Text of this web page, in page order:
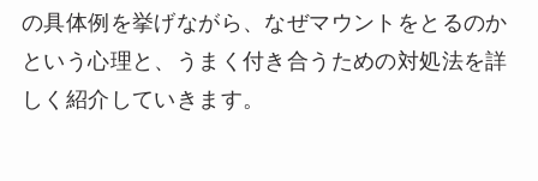
の具体例を挙げながら、なぜマウントをとるのか
という心理と、うまく付き合うための対処法を詳
しく紹介していきます。